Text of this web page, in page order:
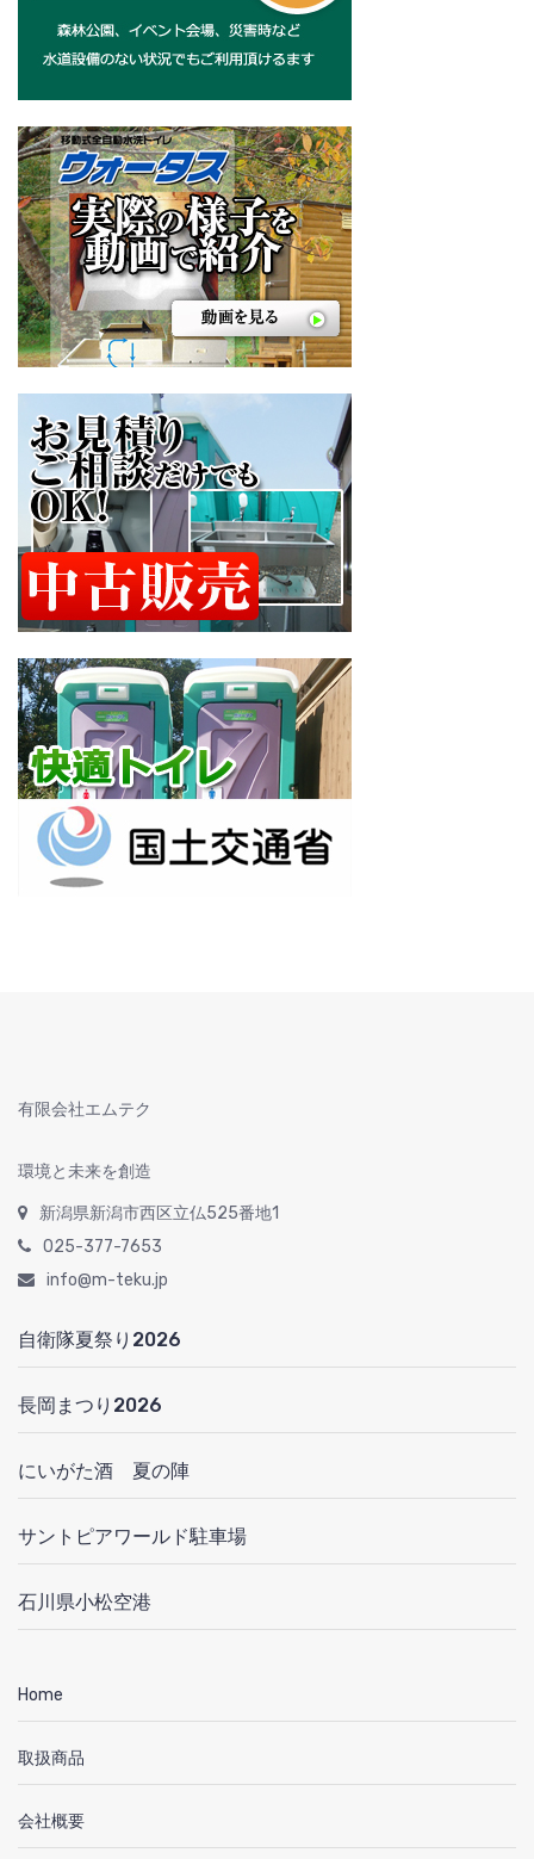
有限会社エムテク
環境と未来を創造
新潟県新潟市西区立仏525番地1
025-377-7653
info@m-teku.jp
自衛隊夏祭り2026
長岡まつり2026
にいがた酒 夏の陣
サントピアワールド駐車場
石川県小松空港
Home
取扱商品
会社概要